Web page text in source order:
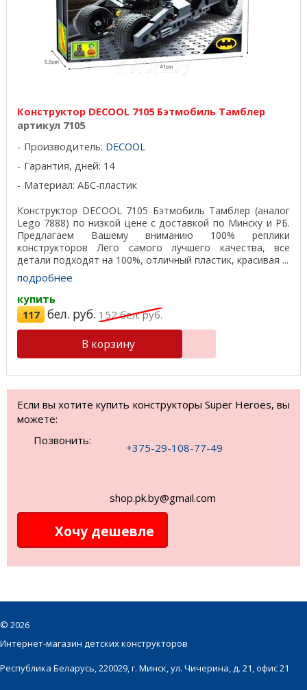
Конструктор DECOOL 7105 Бэтмобиль Тамблер
артикул 7105
Производитель: DECOOL
Гарантия, дней: 14
Материал: АБС-пластик
Конструктор DECOOL 7105 Бэтмобиль Тамблер (аналог
Lego 7888) по низкой цене с доставкой по Минску и РБ.
Предлагаем Вашему вниманию 100% реплики
конструкторов Лего самого лучшего качества, все
детали подходят на 100%, отличный пластик, красивая ...
подробнее
купить
117 бел. руб. 152бел. руб.
В корзину
Если вы хотите купить конструкторы Super Heroes, вы
можете:
Позвонить:
+375-29-108-77-49
shop.pk.by@gmail.com
Хочу дешевле
© 2026
Интернет-магазин детских конструкторов
Республика Беларусь, 220029, г. Минск, ул. Чичерина, д. 21, офис 21